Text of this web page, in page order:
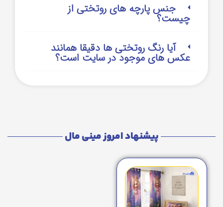
جنس پارچه های روتختی از
چیست؟
آیا رنگ روتختی ها دقیقا همانند
عکس های موجود در سایت است؟
پیشنهاد امروز مینی مال